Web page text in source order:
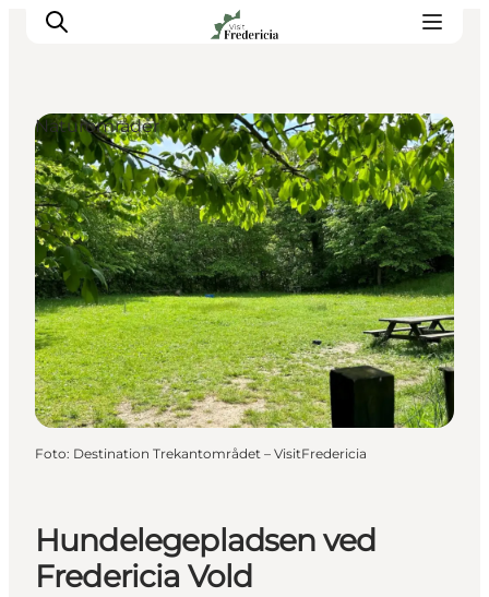
Det sker
Oplevelser
Spisesteder
Overnatning
Planlæg din tur
Book guidet tur
Hundelegepladsen ved
Fredericia Vold
Naturområder
Foto: Destination Trekantområdet – VisitFredericia